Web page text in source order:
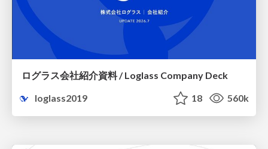
ログラス会社紹介資料 / Loglass Company Deck
loglass2019
18 560k